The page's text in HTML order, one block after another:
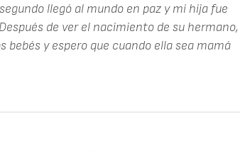
llegó al mundo en paz y mi hija fue
de ver el nacimiento de su hermano,
bebés y espero que cuando ella sea mamá